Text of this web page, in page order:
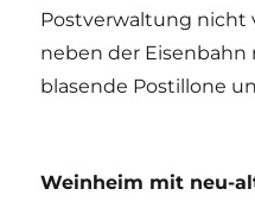
Postverwaltung nicht
neben der
blasende Postillone
Weinheim mit neu-